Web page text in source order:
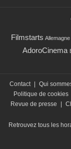
Filmstarts Allemagne
AdoroCinema
Contact Qui
Politique de cookies
Revue de presse
Retrouvez tous les